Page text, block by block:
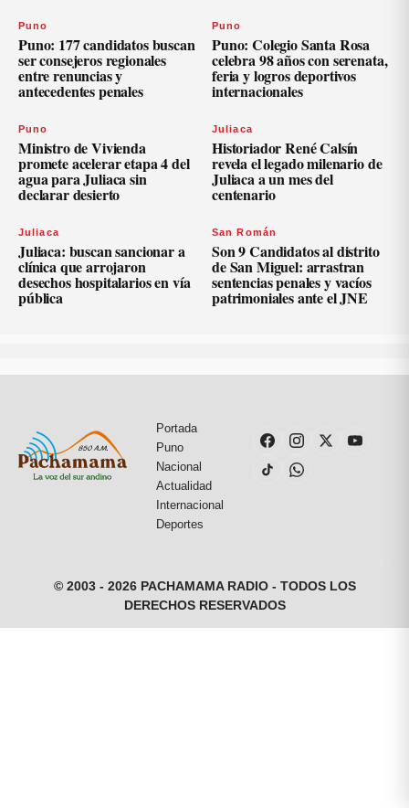
Puno
Puno: 177 candidatos buscan
ser consejeros regionales
entre renuncias y
antecedentes penales
Puno
Puno: Colegio Santa Rosa
celebra 98 años con serenata,
feria y logros deportivos
internacionales
Puno
Ministro de Vivienda
promete acelerar etapa 4 del
agua para Juliaca sin
declarar desierto
Juliaca
Historiador René Calsín
revela el legado milenario de
Juliaca a un mes del
centenario
Juliaca
Juliaca: buscan sancionar a
clínica que arrojaron
desechos hospitalarios en vía
pública
San Román
Son 9 Candidatos al distrito
de San Miguel: arrastran
sentencias penales y vacíos
patrimoniales ante el JNE
Portada
Puno
Nacional
Actualidad
Internacional
Deportes
© 2003 - 2026 PACHAMAMA RADIO - TODOS LOS
DERECHOS RESERVADOS